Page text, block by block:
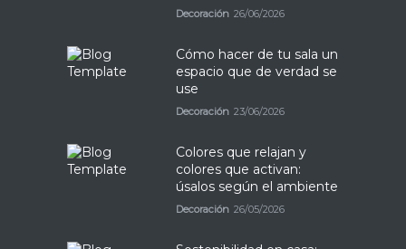
Decoración 26/06/2026
Cómo hacer de tu sala un
espacio que de verdad se
use
Decoración 23/06/2026
Colores que relajan y
colores que activan:
úsalos según el ambiente
Decoración 26/05/2026